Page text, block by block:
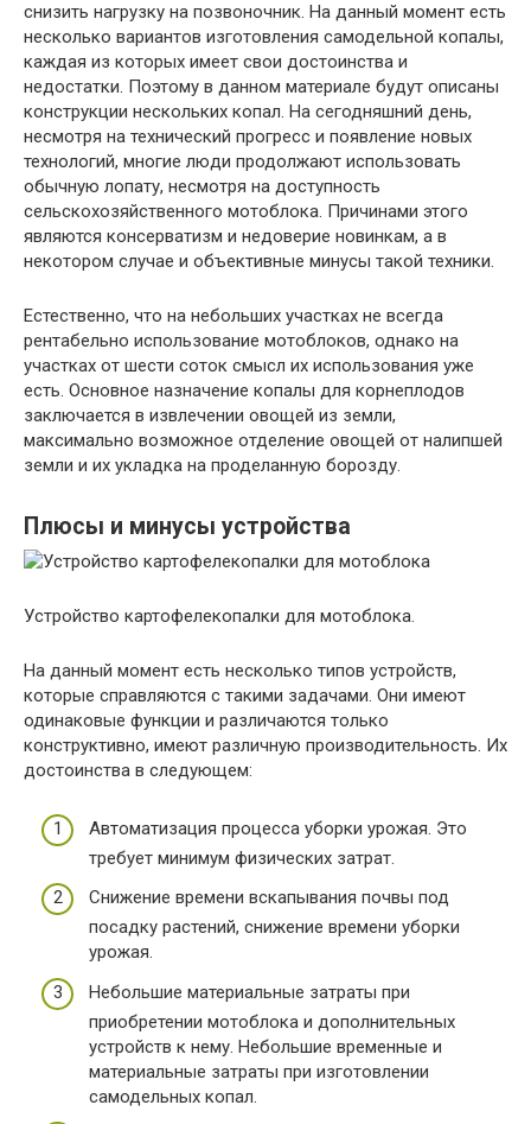
снизить нагрузку на позвоночник. На данный момент есть
несколько вариантов изготовления самодельной копалы,
каждая из которых имеет свои достоинства и
недостатки. Поэтому в данном материале будут описаны
конструкции нескольких копал. На сегодняшний день,
несмотря на технический прогресс и появление новых
технологий, многие люди продолжают использовать
обычную лопату, несмотря на доступность
сельскохозяйственного мотоблока. Причинами этого
являются консерватизм и недоверие новинкам, а в
некотором случае и объективные минусы такой техники.
Естественно, что на небольших участках не всегда
рентабельно использование мотоблоков, однако на
участках от шести соток смысл их использования уже
есть. Основное назначение копалы для корнеплодов
заключается в извлечении овощей из земли,
максимально возможное отделение овощей от налипшей
земли и их укладка на проделанную борозду.
Плюсы и минусы устройства
Устройство картофелекопалки для мотоблока.
На данный момент есть несколько типов устройств,
которые справляются с такими задачами. Они имеют
одинаковые функции и различаются только
конструктивно, имеют различную производительность. Их
достоинства в следующем:
Автоматизация процесса уборки урожая. Это
требует минимум физических затрат.
Снижение времени вскапывания почвы под
посадку растений, снижение времени уборки
урожая.
Небольшие материальные затраты при
приобретении мотоблока и дополнительных
устройств к нему. Небольшие временные и
материальные затраты при изготовлении
самодельных копал.